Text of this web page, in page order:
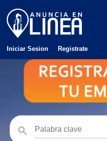
Iniciar Sesion Registrate